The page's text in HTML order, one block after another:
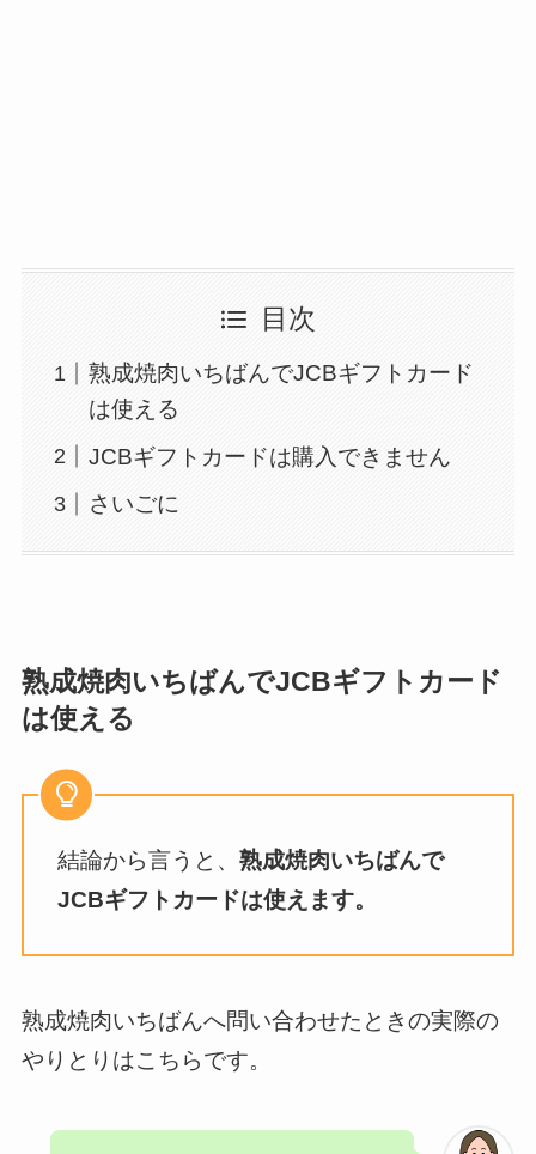
目次
熟成焼肉いちばんでJCBギフトカード
は使える
JCBギフトカードは購入できません
さいごに
熟成焼肉いちばんでJCBギフトカード
は使える
結論から言うと、熟成焼肉いちばんで
JCBギフトカードは使えます。
熟成焼肉いちばんへ問い合わせたときの実際の
やりとりはこちらです。